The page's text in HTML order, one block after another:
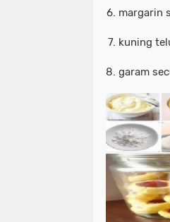
margarin
kuning
garam